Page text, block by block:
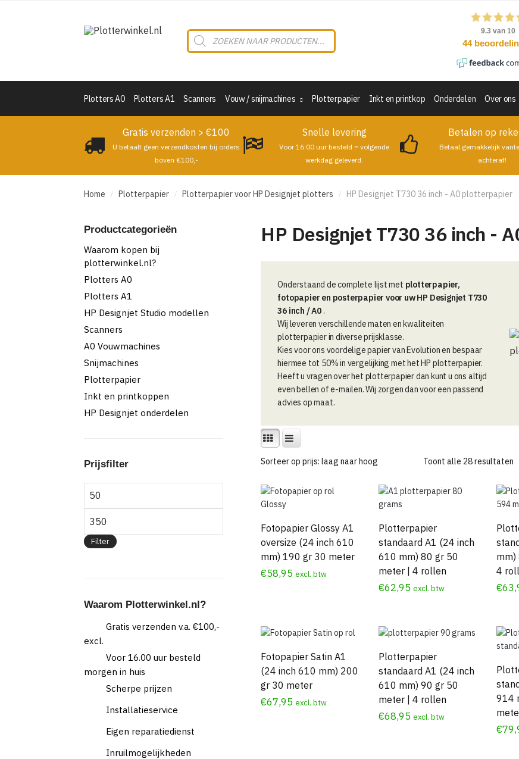
Producten
zoeken
Plotters A0 Plotters A1 Scanners Vouw / snijmachines Plotterpapier Inkt en printkop Onderdelen Over ons
Gratis verzenden > €100
U betaalt geen verzendkosten bij orders
boven €100,-
Snelle levering
Voor 16:00 uur besteld = volgende
werkdag geleverd.
Betalen op
Betaal gemakkelijk
achteraf!
Home / Plotterpapier / Plotterpapier voor HP Designjet plotters / HP Designjet T730 36 inch - A0 plotterpapier
HP Designjet T730 36 inch -
Onderstaand de complete lijst met plotterpapier,
fotopapier en posterpapier voor uw HP Designjet T730
36 inch / A0 .
Wij leveren verschillende maten en kwaliteiten
plotterpapier in diverse prijsklasse.
Kies voor ons voordelige papier van Evolution en bespaar
hiermee tot 50% in vergelijking met het HP plotterpapier.
Heeft u vragen over het plotterpapier dan kunt u ons altijd
even bellen of e-mailen. Wij zorgen dan voor een passend
advies op maat.
Toont alle 28 resultaten
Fotopapier Glossy A1
oversize (24 inch 610
mm) 190 gr 30 meter
€58,95 excl. btw
Plotterpapier
standaard A1 (24 inch
610 mm) 80 gr 50
meter | 4 rollen
€62,95 excl. btw
mm)
4
€
Fotopapier Satin A1
(24 inch 610 mm) 200
gr 30 meter
€67,95 excl. btw
Plotterpapier
standaard A1 (24 inch
610 mm) 90 gr 50
meter | 4 rollen
€68,95 excl. btw
914
€
Productcategorieën
Waarom kopen bij
plotterwinkel.nl?
Plotters A0
Plotters A1
HP Designjet Studio modellen
Scanners
A0 Vouwmachines
Snijmachines
Plotterpapier
Inkt en printkoppen
HP Designjet onderdelen
Prijsfilter
Min.
prijs
Max.
prijs
Filter
Waarom Plotterwinkel.nl?
Gratis verzenden v.a. €100,-
excl.
Voor 16.00 uur besteld
morgen in huis
Scherpe prijzen
Installatieservice
Eigen reparatiedienst
Inruilmogelijkheden